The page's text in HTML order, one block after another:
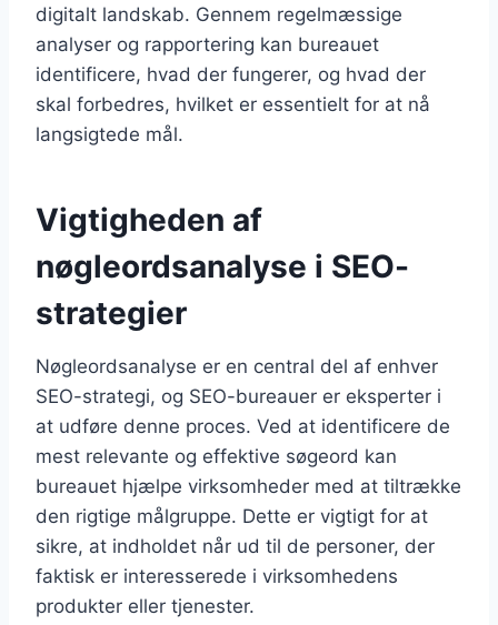
digitalt landskab. Gennem regelmæssige
analyser og rapportering kan bureauet
identificere, hvad der fungerer, og hvad der
skal forbedres, hvilket er essentielt for at nå
langsigtede mål.
Vigtigheden af
nøgleordsanalyse i SEO-
strategier
Nøgleordsanalyse er en central del af enhver
SEO-strategi, og SEO-bureauer er eksperter i
at udføre denne proces. Ved at identificere de
mest relevante og effektive søgeord kan
bureauet hjælpe virksomheder med at tiltrække
den rigtige målgruppe. Dette er vigtigt for at
sikre, at indholdet når ud til de personer, der
faktisk er interesserede i virksomhedens
produkter eller tjenester.